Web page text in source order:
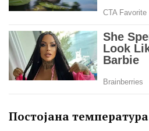
Постојана температура